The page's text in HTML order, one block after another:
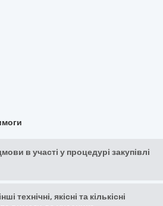
в участі у процедурі закупівлі
технічні, якісні та кількісні